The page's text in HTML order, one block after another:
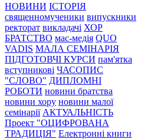
НОВИНИ ІСТОРІЯ
священномученики випускники
ректорат викладачі ХОР
БРАТСТВО мас-медія QUO
VADIS МАЛА СЕМІНАРІЯ
ПІДГОТОВЧІ КУРСИ пам'ятка
вступникові ЧАСОПИС
"СЛОВО" ДИПЛОМНІ
РОБОТИ новини братства
новини хору новини малої
семінарії АКТУАЛЬНІСТЬ
Проект "ОЦИФРОВАНА
ТРАДИЦІЯ" Електронні книги